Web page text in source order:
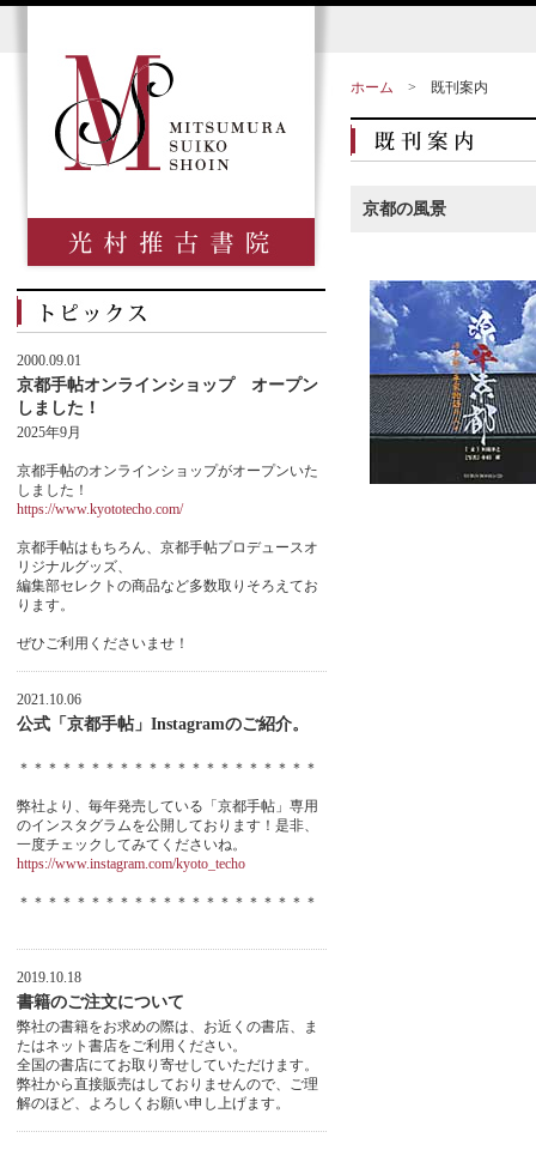
ホーム > 既刊案内
京都の風景
2000.09.01
京都手帖オンラインショップ オープン
しました！
2025年9月
京都手帖のオンラインショップがオープンいた
しました！
https://www.kyototecho.com/
京都手帖はもちろん、京都手帖プロデュースオ
リジナルグッズ、
編集部セレクトの商品など多数取りそろえてお
ります。
ぜひご利用くださいませ！
2021.10.06
公式「京都手帖」Instagramのご紹介。
＊＊＊＊＊＊＊＊＊＊＊＊＊＊＊＊＊＊＊＊＊
弊社より、毎年発売している「京都手帖」専用
のインスタグラムを公開しております！是非、
一度チェックしてみてくださいね。
https://www.instagram.com/kyoto_techo
＊＊＊＊＊＊＊＊＊＊＊＊＊＊＊＊＊＊＊＊＊
2019.10.18
書籍のご注文について
弊社の書籍をお求めの際は、お近くの書店、ま
たはネット書店をご利用ください。
全国の書店にてお取り寄せしていただけます。
弊社から直接販売はしておりませんので、ご理
解のほど、よろしくお願い申し上げます。